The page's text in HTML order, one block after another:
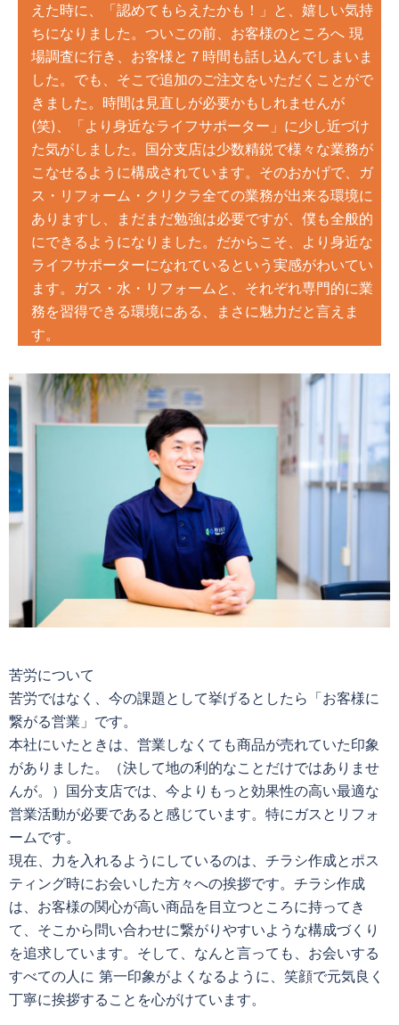
えた時に、「認めてもらえたかも！」と、嬉しい気持
ちになりました。ついこの前、お客様のところへ 現
場調査に行き、お客様と７時間も話し込んでしまいま
した。でも、そこで追加のご注文をいただくことがで
きました。時間は見直しが必要かもしれませんが
(笑)、「より身近なライフサポーター」に少し近づけ
た気がしました。国分支店は少数精鋭で様々な業務が
こなせるように構成されています。そのおかげで、ガ
ス・リフォーム・ クリクラ全ての業務が出来る環境に
ありますし、まだまだ勉強は必要ですが、僕も全般的
にできるようになりました。だからこそ、 より身近な
ライフサポーターになれているという実感がわいてい
ます。ガス・水・リフォームと、それぞれ専門的に業
務を習得できる環境にある、まさに魅力だと言えま
す。
苦労について
苦労ではなく、今の課題として挙げるとしたら「お客様に
繋がる営業」です。
本社にいたときは、 営業しなくても商品が売れていた印象
がありました。（決して地の利的なことだけではありませ
んが。）国分支店では、今よりもっと効果性の高い最適な
営業活動が必要であると感じています。特にガスと リフォ
ームです。
現在、力を入れるようにしているのは、チラシ作成とポス
ティング時にお会いした方々への挨拶です。チラシ作成
は、お客様の関心が高い商品を目立つところに持ってき
て、そこから問い合わせに繋がりやすいような構成づくり
を追求しています。そして、なんと言っても、お会いする
すべての人に 第一印象がよくなるように、笑顔で元気良く
丁寧に挨拶することを心がけています。